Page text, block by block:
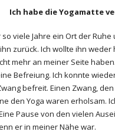
Ich habe die Yogamatte
so viele Jahre ein Ort der
zurück. Ich wollte ihn weder
mehr an meiner Seite
Befreiung. Ich konnte
befreit. Einen Zwang,
den Yoga waren erholsam.
Pause von den vielen
er in meiner Nähe war.